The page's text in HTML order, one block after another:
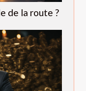
de la route ?